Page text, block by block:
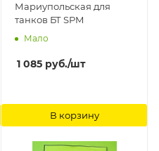
Мариупольская для
танков БТ SPM
Мало
1 085 руб./шт
В корзину